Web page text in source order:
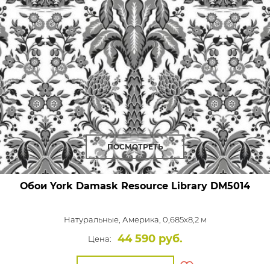
ПОСМОТРЕТЬ
Обои York Damask Resource Library DM5014
Натуральные, Америка, 0,685x8,2 м
Цена:
44 590 руб.